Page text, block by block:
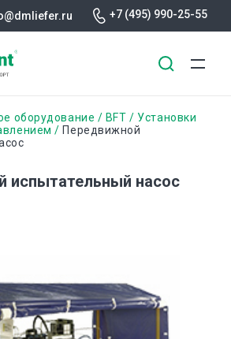
+7 (495) 990-25-55
оборудование BFT
Установки
Передвижной
испытательный насос